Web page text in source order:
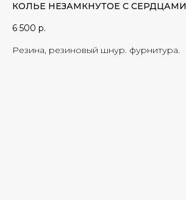
КОЛЬЕ НЕЗАМКНУТОЕ С СЕРДЦАМИ
6 500 р.
Резина, резиновый шнур. фурнитура.